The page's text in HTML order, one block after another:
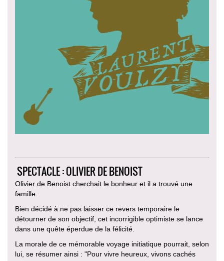
SPECTACLE : OLIVIER DE BENOIST
Olivier de Benoist cherchait le bonheur et il a trouvé une
famille.
Bien décidé à ne pas laisser ce revers temporaire le
détourner de son objectif, cet incorrigible optimiste se lance
dans une quête éperdue de la félicité.
La morale de ce mémorable voyage initiatique pourrait, selon
lui, se résumer ainsi : "Pour vivre heureux, vivons cachés